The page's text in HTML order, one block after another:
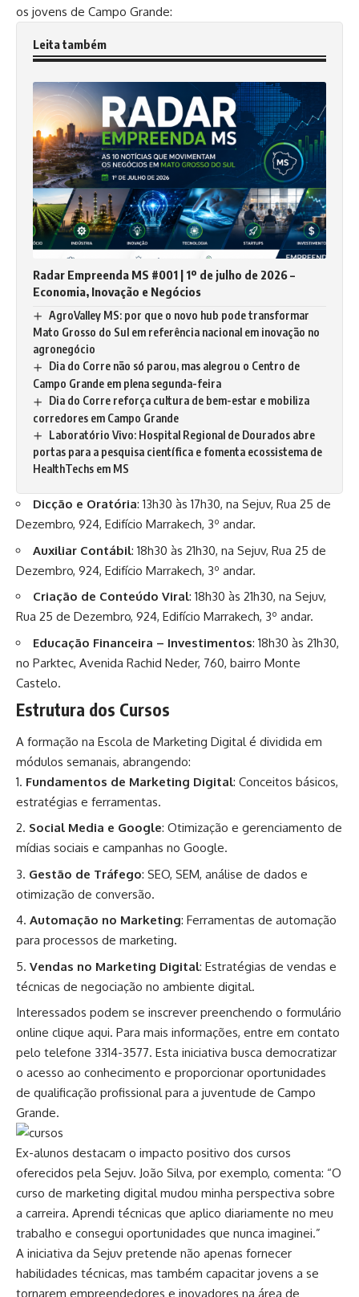
os jovens de Campo Grande:
Leita também
Radar Empreenda MS #001 | 1º de julho de 2026 –
Economia, Inovação e Negócios
AgroValley MS: por que o novo hub pode transformar
Mato Grosso do Sul em referência nacional em inovação no
agronegócio
Dia do Corre não só parou, mas alegrou o Centro de
Campo Grande em plena segunda-feira
Dia do Corre reforça cultura de bem-estar e mobiliza
corredores em Campo Grande
Laboratório Vivo: Hospital Regional de Dourados abre
portas para a pesquisa científica e fomenta ecossistema de
HealthTechs em MS
Dicção e Oratória: 13h30 às 17h30, na Sejuv, Rua 25 de
Dezembro, 924, Edifício Marrakech, 3º andar.
Auxiliar Contábil: 18h30 às 21h30, na Sejuv, Rua 25 de
Dezembro, 924, Edifício Marrakech, 3º andar.
Criação de Conteúdo Viral: 18h30 às 21h30, na Sejuv,
Rua 25 de Dezembro, 924, Edifício Marrakech, 3º andar.
Educação Financeira – Investimentos: 18h30 às 21h30,
no Parktec, Avenida Rachid Neder, 760, bairro Monte
Castelo.
Estrutura dos Cursos
A formação na Escola de Marketing Digital é dividida em
módulos semanais, abrangendo:
Fundamentos de Marketing Digital: Conceitos básicos,
estratégias e ferramentas.
Social Media e Google: Otimização e gerenciamento de
mídias sociais e campanhas no Google.
Gestão de Tráfego: SEO, SEM, análise de dados e
otimização de conversão.
Automação no Marketing: Ferramentas de automação
para processos de marketing.
Vendas no Marketing Digital: Estratégias de vendas e
técnicas de negociação no ambiente digital.
Interessados podem se inscrever preenchendo o formulário
online clique aqui. Para mais informações, entre em contato
pelo telefone 3314-3577. Esta iniciativa busca democratizar
o acesso ao conhecimento e proporcionar oportunidades
de qualificação profissional para a juventude de Campo
Grande.
Ex-alunos destacam o impacto positivo dos cursos
oferecidos pela Sejuv. João Silva, por exemplo, comenta: “O
curso de marketing digital mudou minha perspectiva sobre
a carreira. Aprendi técnicas que aplico diariamente no meu
trabalho e consegui oportunidades que nunca imaginei.”
A iniciativa da Sejuv pretende não apenas fornecer
habilidades técnicas, mas também capacitar jovens a se
tornarem empreendedores e inovadores na área de